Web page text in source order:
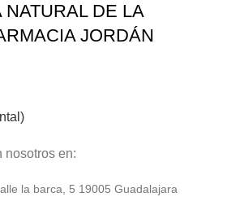
NATURAL DE LA
JORDÁN
nosotros en:
la barca, 5 19005 Guadalajara